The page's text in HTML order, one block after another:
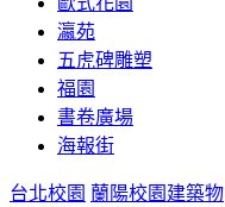
瀛苑
五虎碑雕塑
福園
書卷廣場
海報街
台北校園 蘭陽校園建築物